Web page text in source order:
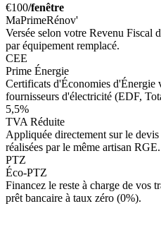
€100/fenêtre
MaPrimeRénov'
Versée selon votre Revenu Fiscal
par équipement remplacé.
CEE
Prime Énergie
Certificats d'Économies d'Énergie
fournisseurs d'électricité (EDF,
5,5%
TVA Réduite
Appliquée directement sur le
réalisées par le même artisan RGE.
PTZ
Éco-PTZ
Financez le reste à charge de vos
prêt bancaire à taux zéro (0%).